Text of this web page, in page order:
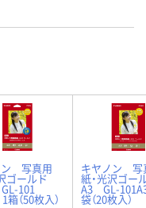
ン 写真用
ゴールド
101
（50枚入）
キヤノン 写
紙・光沢ゴ
A3 GL-
袋（20枚入）